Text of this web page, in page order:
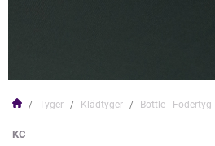
Tyger Klädtyger Bottle - Fodertyg
KC